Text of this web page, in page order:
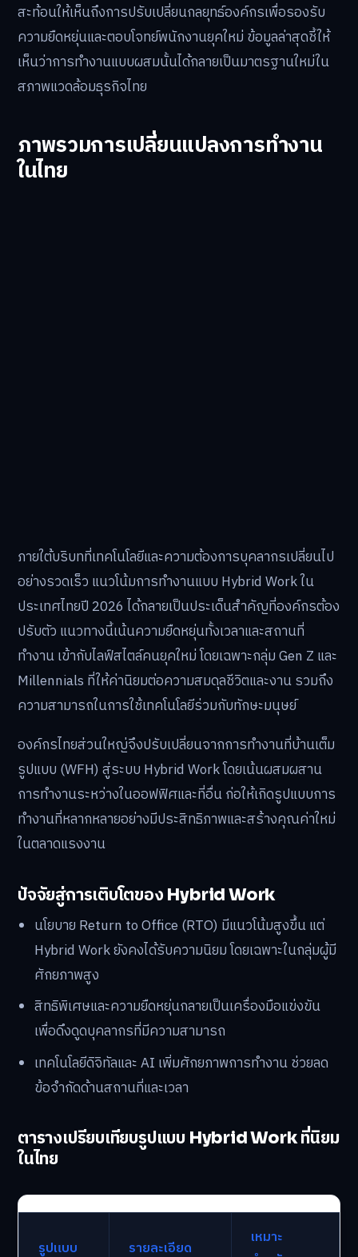
สะท้อนให้เห็นถึงการปรับเปลี่ยนกลยุทธ์องค์กรเพื่อรองรับ
ความยืดหยุ่นและตอบโจทย์พนักงานยุคใหม่ ข้อมูลล่าสุดชี้ให้
เห็นว่าการทำงานแบบผสมนั้นได้กลายเป็นมาตรฐานใหม่ใน
สภาพแวดล้อมธุรกิจไทย
ภาพรวมการเปลี่ยนแปลงการทำงาน
ในไทย
ภายใต้บริบทที่เทคโนโลยีและความต้องการบุคลากรเปลี่ยนไป
อย่างรวดเร็ว แนวโน้มการทำงานแบบ Hybrid Work ใน
ประเทศไทยปี 2026 ได้กลายเป็นประเด็นสำคัญที่องค์กรต้อง
ปรับตัว แนวทางนี้เน้นความยืดหยุ่นทั้งเวลาและสถานที่
ทำงาน เข้ากับไลฟ์สไตล์คนยุคใหม่ โดยเฉพาะกลุ่ม Gen Z และ
Millennials ที่ให้ค่านิยมต่อความสมดุลชีวิตและงาน รวมถึง
ความสามารถในการใช้เทคโนโลยีร่วมกับทักษะมนุษย์
องค์กรไทยส่วนใหญ่จึงปรับเปลี่ยนจากการทำงานที่บ้านเต็ม
รูปแบบ (WFH) สู่ระบบ Hybrid Work โดยเน้นผสมผสาน
การทำงานระหว่างในออฟฟิศและที่อื่น ก่อให้เกิดรูปแบบการ
ทำงานที่หลากหลายอย่างมีประสิทธิภาพและสร้างคุณค่าใหม่
ในตลาดแรงงาน
ปัจจัยสู่การเติบโตของ Hybrid Work
นโยบาย Return to Office (RTO) มีแนวโน้มสูงขึ้น แต่
Hybrid Work ยังคงได้รับความนิยม โดยเฉพาะในกลุ่มผู้มี
ศักยภาพสูง
สิทธิพิเศษและความยืดหยุ่นกลายเป็นเครื่องมือแข่งขัน
เพื่อดึงดูดบุคลากรที่มีความสามารถ
เทคโนโลยีดิจิทัลและ AI เพิ่มศักยภาพการทำงาน ช่วยลด
ข้อจำกัดด้านสถานที่และเวลา
ตารางเปรียบเทียบรูปแบบ Hybrid Work ที่นิยม
ในไทย
รูปแบบ รายละเอียด
เหมาะ